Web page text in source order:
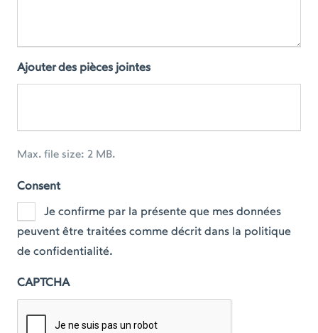
Ajouter des pièces jointes
Max. file size: 2 MB.
Consent
Je confirme par la présente que mes données
peuvent être traitées comme décrit dans la politique
de confidentialité.
CAPTCHA